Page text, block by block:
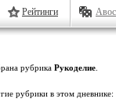
Рейтинги
рубрика Рукоделие
рубрики в этом дневнике: